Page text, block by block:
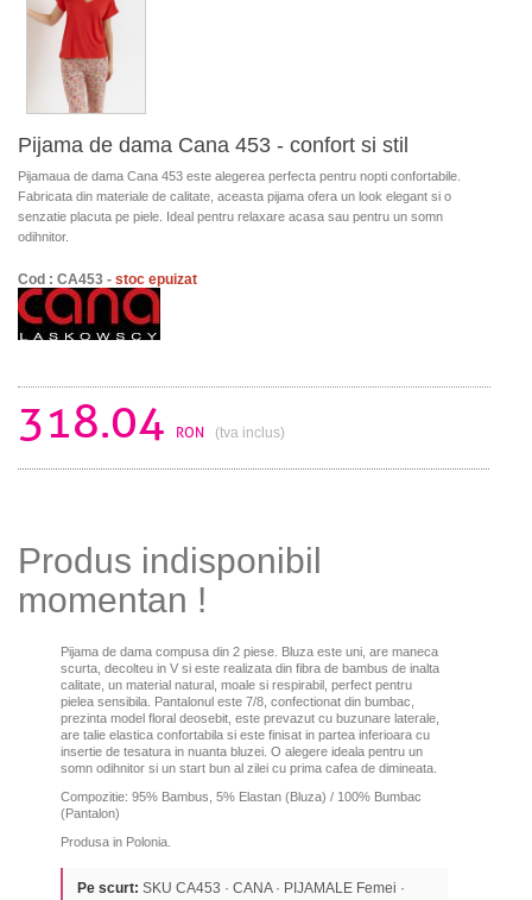
Pijama de dama Cana 453 - confort si stil
Pijamaua de dama Cana 453 este alegerea perfecta pentru nopti confortabile.
Fabricata din materiale de calitate, aceasta pijama ofera un look elegant si o
senzatie placuta pe piele. Ideal pentru relaxare acasa sau pentru un somn
odihnitor.
Cod : CA453 - stoc epuizat
318.04 RON (tva inclus)
Produs indisponibil
momentan !
Pijama de dama compusa din 2 piese. Bluza este uni, are maneca
scurta, decolteu in V si este realizata din fibra de bambus de inalta
calitate, un material natural, moale si respirabil, perfect pentru
pielea sensibila. Pantalonul este 7/8, confectionat din bumbac,
prezinta model floral deosebit, este prevazut cu buzunare laterale,
are talie elastica confortabila si este finisat in partea inferioara cu
insertie de tesatura in nuanta bluzei. O alegere ideala pentru un
somn odihnitor si un start bun al zilei cu prima cafea de dimineata.
Compozitie: 95% Bambus, 5% Elastan (Bluza) / 100% Bumbac
(Pantalon)
Produsa in Polonia.
Pe scurt: SKU CA453 · CANA · PIJAMALE Femei ·